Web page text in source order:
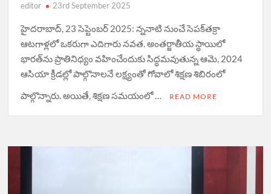
editor 23rd September 2025
హైదరాబాద్, 23 సెప్టెంబర్ 2025: న్ననాటి నుంచే సెపక్‌తక్రా
ఆటగాళ్లలో ఒకరుగా ఎదిగారు నవత. అంతర్జాతీయ స్థాయిలో
భారత్‌ను ప్రాతినిధ్యం వహించేందుకు సిద్ధమవుతున్న ఆమె, 2024
ఆసియా క్రీడల్లో పాల్గొనాలనే లక్ష్యంతో గోవాలో శిక్షణ శిబిరంలో
పాల్గొన్నారు. అయితే, శిక్షణ సమయంలో …
READ MORE